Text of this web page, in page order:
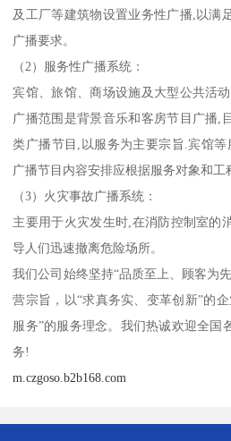
及工厂等建筑物设置业务性广播,以满
广播要求。
（2）服务性广播系统：
宾馆、旅馆、商场设施及大型公共活
广播范围是背景音乐和客房节目广播,
类广播节目,以服务为主要宗旨.宾馆等
广播节目内容安排应根据服务对象和工
（3）火灾事故广播系统：
主要用于火灾发生时,在消防控制室的
导人们迅速撤离危险场所。
我们公司始终坚持“品质至上、顾客为
营宗旨，以“求真务实、变革创新”的
服务”的服务理念。我们热诚欢迎全国
务!
m.czgoso.b2b168.com